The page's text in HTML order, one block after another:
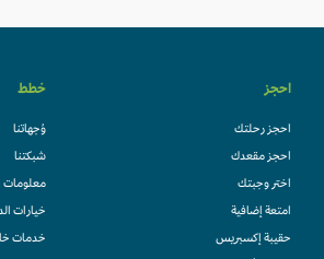
احجز
احجز رحلتك
احجز مقعدك
اختر وجبتك
امتعة إضافية
حقيبة إكسبريس
خطط
وُجهاتنا
شبكتنا
معلومات
خيارات الدفع
خدمات خاصة